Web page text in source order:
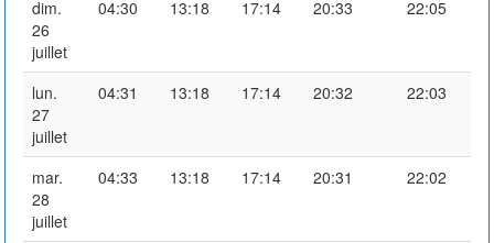
dim.
26
juillet
04:30 13:18 17:14 20:33 22:05
lun.
27
juillet
04:31 13:18 17:14 20:32 22:03
mar.
28
juillet
04:33 13:18 17:14 20:31 22:02